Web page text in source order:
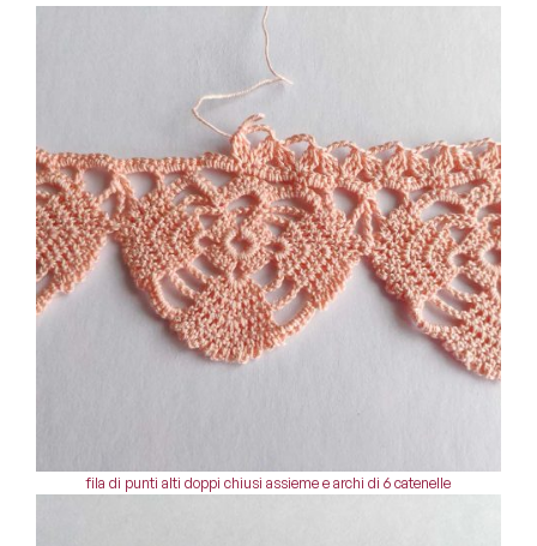
fila di punti alti doppi chiusi assieme e archi di 6 catenelle